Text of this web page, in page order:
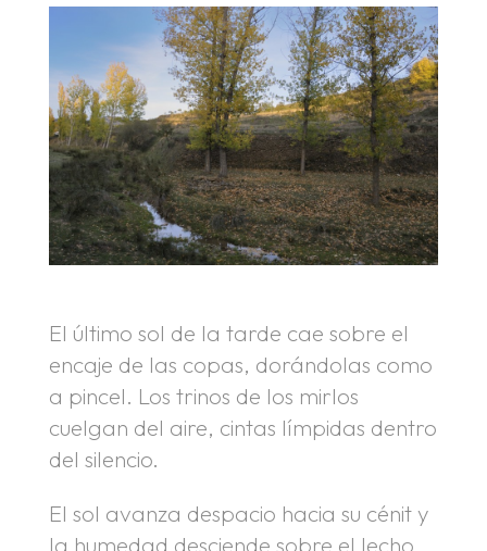
El último sol de la tarde cae sobre el
encaje de las copas, dorándolas como
a pincel. Los trinos de los mirlos
cuelgan del aire, cintas límpidas dentro
del silencio.
El sol avanza despacio hacia su cénit y
la humedad desciende sobre el lecho